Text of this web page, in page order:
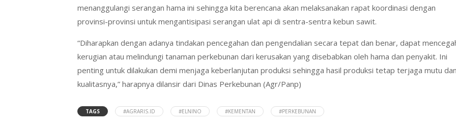
menanggulangi serangan hama ini sehingga kita berencana akan melaksanakan rapat koordinasi dengan
provinsi-provinsi untuk mengantisipasi serangan ulat api di sentra-sentra kebun sawit.
“Diharapkan dengan adanya tindakan pencegahan dan pengendalian secara tepat dan benar, dapat
kerugian atau melindungi tanaman perkebunan dari kerusakan yang disebabkan oleh hama dan penyakit. Ini
penting untuk dilakukan demi menjaga keberlanjutan produksi sehingga hasil produksi tetap terjaga mutu dan
kualitasnya,” harapnya dilansir dari Dinas Perkebunan (Agr/Panp)
TAGS #AGRARIS.ID #ELNINO #KEMENTAN #PERKEBUNAN